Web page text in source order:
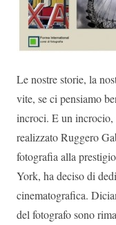
Le nostre storie, la
vite, se ci pensiamo
incroci. E un incrocio,
realizzato Ruggero
fotografia alla
York, ha deciso di
cinematografica.
del fotografo sono